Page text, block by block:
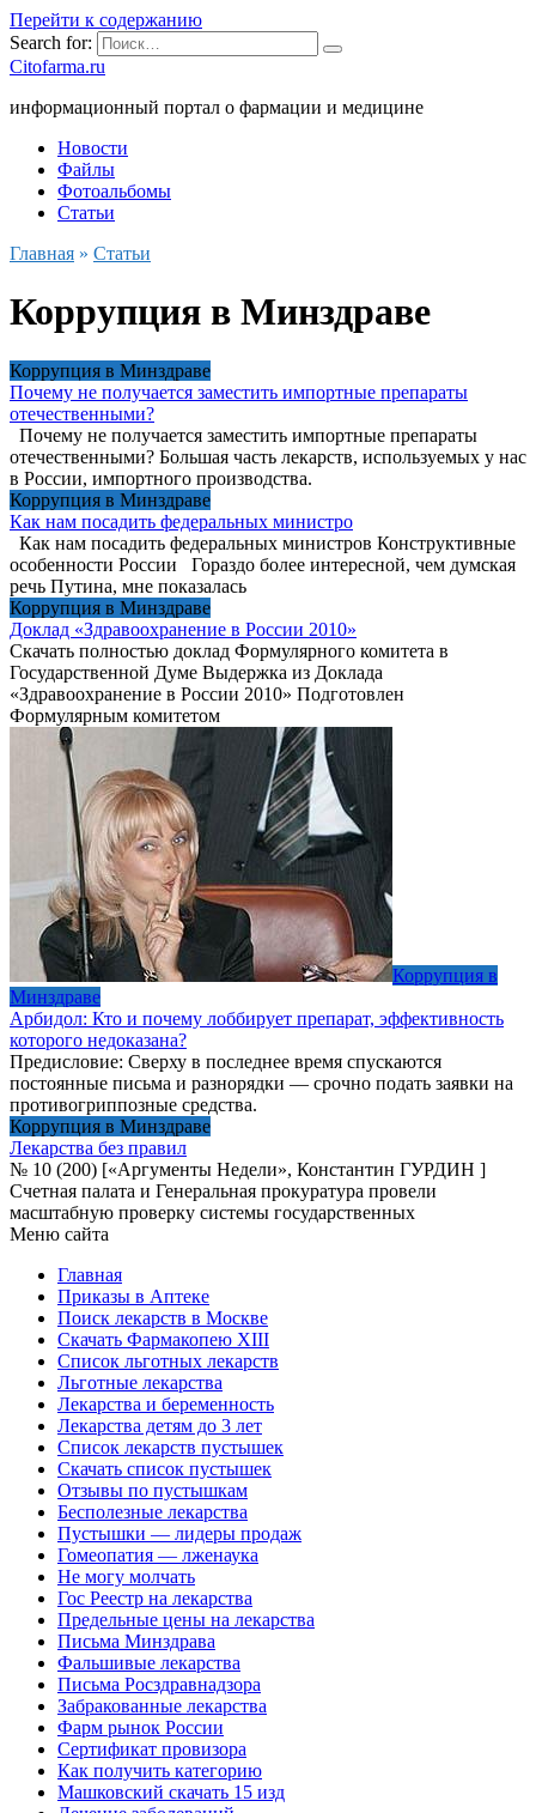
Перейти к содержанию
Search for:
Citofarma.ru
информационный портал о фармации и медицине
Новости
Файлы
Фотоальбомы
Статьи
Главная » Статьи
Коррупция в Минздраве
Коррупция в Минздраве
Почему не получается заместить импортные препараты
отечественными?
Почему не получается заместить импортные препараты
отечественными? Большая часть лекарств, используемых у нас
в России, импортного производства.
Коррупция в Минздраве
Как нам посадить федеральных министро
Как нам посадить федеральных министров Конструктивные
особенности России Гораздо более интересной, чем думская
речь Путина, мне показалась
Коррупция в Минздраве
Доклад «Здравоохранение в России 2010»
Скачать полностью доклад Формулярного комитета в
Государственной Думе Выдержка из Доклада
«Здравоохранение в России 2010» Подготовлен
Формулярным комитетом
Коррупция в
Минздраве
Арбидол: Кто и почему лоббирует препарат, эффективность
которого недоказана?
Предисловие: Сверху в последнее время спускаются
постоянные письма и разнорядки — срочно подать заявки на
противогриппозные средства.
Коррупция в Минздраве
Лекарства без правил
№ 10 (200) [«Аргументы Недели», Константин ГУРДИН ]
Счетная палата и Генеральная прокуратура провели
масштабную проверку системы государственных
Меню сайта
Главная
Приказы в Аптеке
Поиск лекарств в Москве
Скачать Фармакопею XIII
Список льготных лекарств
Льготные лекарства
Лекарства и беременность
Лекарства детям до 3 лет
Список лекарств пустышек
Скачать список пустышек
Отзывы по пустышкам
Бесполезные лекарства
Пустышки — лидеры продаж
Гомеопатия — лженаука
Не могу молчать
Гос Реестр на лекарства
Предельные цены на лекарства
Письма Минздрава
Фальшивые лекарства
Письма Росздравнадзора
Забракованные лекарства
Фарм рынок России
Сертификат провизора
Как получить категорию
Машковский скачать 15 изд